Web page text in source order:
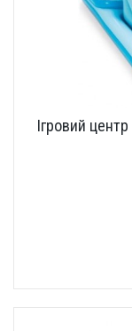
Ігровий